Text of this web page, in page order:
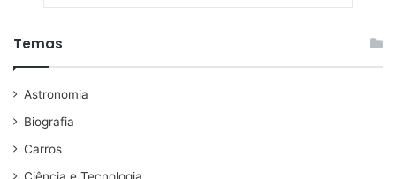
Temas
Astronomia
Biografia
Carros